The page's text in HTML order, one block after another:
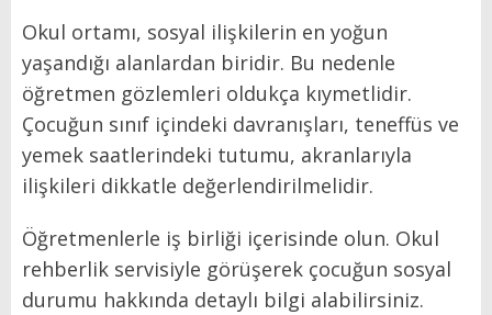
Okul ortamı, sosyal ilişkilerin en yoğun
yaşandığı alanlardan biridir. Bu nedenle
öğretmen gözlemleri oldukça kıymetlidir.
Çocuğun sınıf içindeki davranışları, teneffüs ve
yemek saatlerindeki tutumu, akranlarıyla
ilişkileri dikkatle değerlendirilmelidir.
Öğretmenlerle iş birliği içerisinde olun. Okul
rehberlik servisiyle görüşerek çocuğun sosyal
durumu hakkında detaylı bilgi alabilirsiniz.